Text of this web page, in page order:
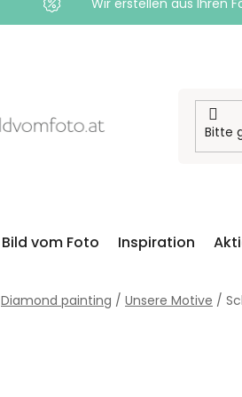
Wir erstellen aus Ihren
Bild vom Foto Inspiration
Diamond painting / Unsere Motive /